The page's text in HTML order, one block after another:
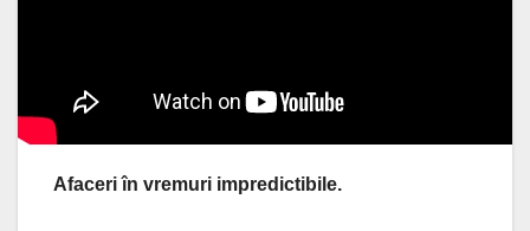
Afaceri în vremuri impredictibile.